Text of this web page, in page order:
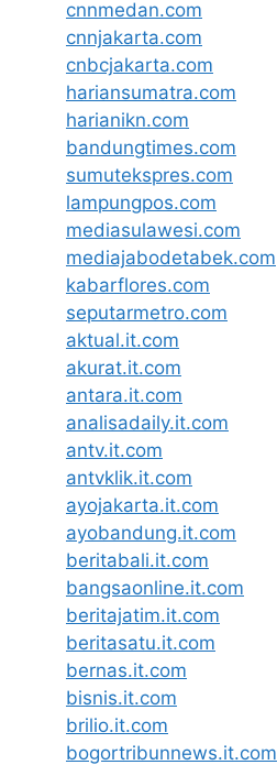
cnnmedan.com
cnnjakarta.com
cnbcjakarta.com
hariansumatra.com
harianikn.com
bandungtimes.com
sumutekspres.com
lampungpos.com
mediasulawesi.com
mediajabodetabek.com
kabarflores.com
seputarmetro.com
aktual.it.com
akurat.it.com
antara.it.com
analisadaily.it.com
antv.it.com
antvklik.it.com
ayojakarta.it.com
ayobandung.it.com
beritabali.it.com
bangsaonline.it.com
beritajatim.it.com
beritasatu.it.com
bernas.it.com
bisnis.it.com
brilio.it.com
bogortribunnews.it.com